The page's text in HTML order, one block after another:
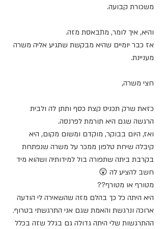
משכורת קבועה.
והיא, איך לומר, מתבאסת מזה.
אז כבר יומיים שהיא מבקשת שתגיע אליה משרה
מעניינת.
חצי משרה,
כזאת שרק תכניס קצת כסף ותתן לה ולבית
הרגשה שגם היא תורמת לפרנסה.
ואז, היום בבוקר, מוקדם ומשום מקום, היא
קיבלה שיחת טלפון ממכר על משרה שנפתחת
בקרבת ביתה שתפורה בול למידותיה ושהוא מיד
חשב להציע לה 😲
מטורף או מטורף??
היא היתה כל כך בהלם מזה שהשאירה לי הודעה
ארוכה ונרגשת והאמת שגם אני התרגשתי בטרוף.
ההתרגשות שלי היתה גדולה גם בגלל שזה בכלל